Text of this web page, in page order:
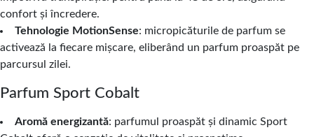
confort și încredere.
Tehnologie MotionSense: micropicăturile de parfum se
activează la fiecare mișcare, eliberând un parfum proaspăt pe
parcursul zilei.
Parfum Sport Cobalt
Aromă energizantă: parfumul proaspăt și dinamic Sport